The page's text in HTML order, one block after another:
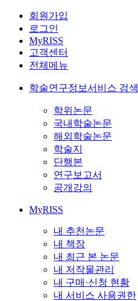
회원가입
로그인
MyRISS
고객센터
전체메뉴
학술연구정보서비스 검색
학위논문
국내학술논문
해외학술논문
학술지
단행본
연구보고서
공개강의
MyRISS
내 추천논문
내 책장
내 최근 본 논문
내 저작물관리
내 구매·신청 현황
내 서비스 사용권한